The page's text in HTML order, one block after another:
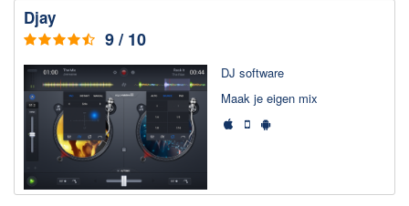
Tekst en Administratie
Overige
Algemeen
Chatten en bellen
Dating apps
Parkeer apps
Rar en Zip (Compressie - Unzip)
Djay
9 / 10
DJ soft­ware
Maak je eigen mix